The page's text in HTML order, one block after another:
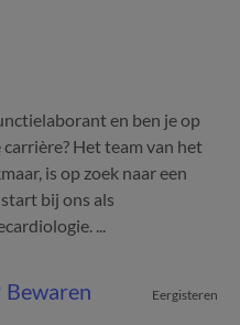
en ben je op
Het team van het
is op zoek naar een
bij ons als
...
Bewaren Eergisteren